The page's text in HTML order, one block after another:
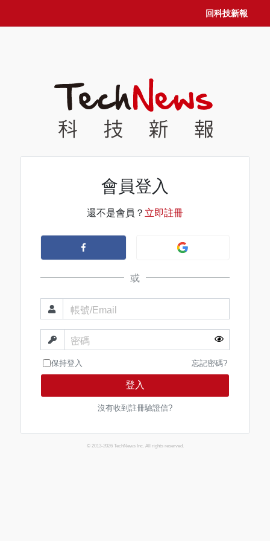
回科技新報
會員登入
還不是會員？ 立即註冊
或
帳號/Email
密碼
保持登入 忘記密碼?
登入
沒有收到註冊驗證信?
© 2013-2026 TechNews Inc. All rights reserved.